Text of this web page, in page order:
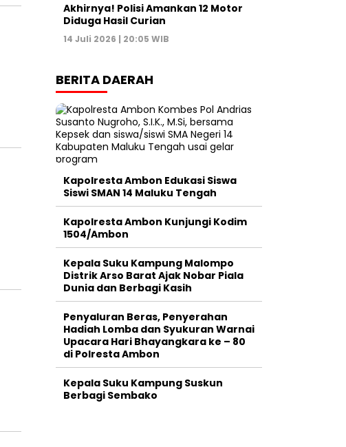
Akhirnya! Polisi Amankan 12 Motor
Diduga Hasil Curian
14 Juli 2026 | 20:05 WIB
BERITA DAERAH
Kapolresta Ambon Edukasi Siswa
Siswi SMAN 14 Maluku Tengah
Kapolresta Ambon Kunjungi Kodim
1504/Ambon
Kepala Suku Kampung Malompo
Distrik Arso Barat Ajak Nobar Piala
Dunia dan Berbagi Kasih
Penyaluran Beras, Penyerahan
Hadiah Lomba dan Syukuran Warnai
Upacara Hari Bhayangkara ke – 80
di Polresta Ambon
Kepala Suku Kampung Suskun
Berbagi Sembako